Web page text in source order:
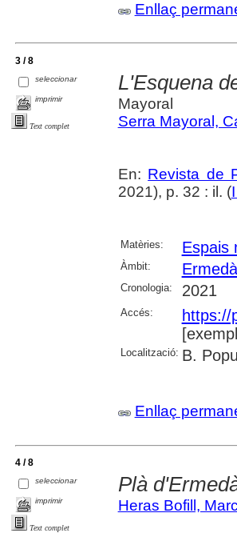
Enllaç
3 / 8
seleccionar
imprimir
Text complet
L'Esquena
Mayoral
Serra Mayoral,
En: Revista de
2021), p. 32 : il. (
Matèries: Espais
Àmbit:
Cronologia: 2021
Accés:
https://
Localització: B.
Enllaç
4 / 8
seleccionar
imprimir
Text complet
Plà
Heras Bofill, Marc